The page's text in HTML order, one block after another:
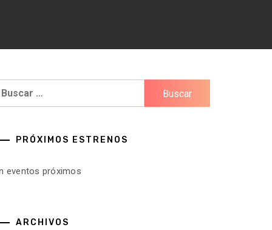
PRÓXIMOS ESTRENOS
eventos próximos
ARCHIVOS